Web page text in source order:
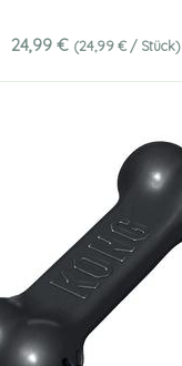
24,99 € (24,99 € / Stück)